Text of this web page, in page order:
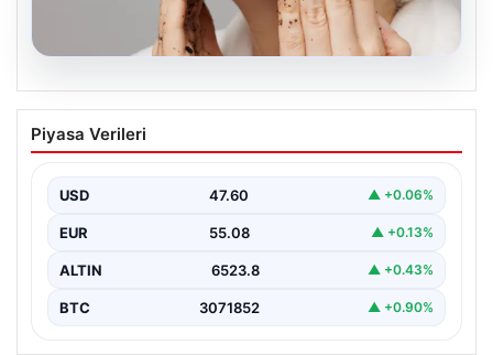
Yaz sonrası cildinizi yenileyin: Ölü
derilerden arındıran 3 doğal peeling
Piyasa Verileri
USD 47.60 ▲ +0.06%
EUR 55.08 ▲ +0.13%
ALTIN 6523.8 ▲ +0.43%
BTC 3071852 ▲ +0.90%